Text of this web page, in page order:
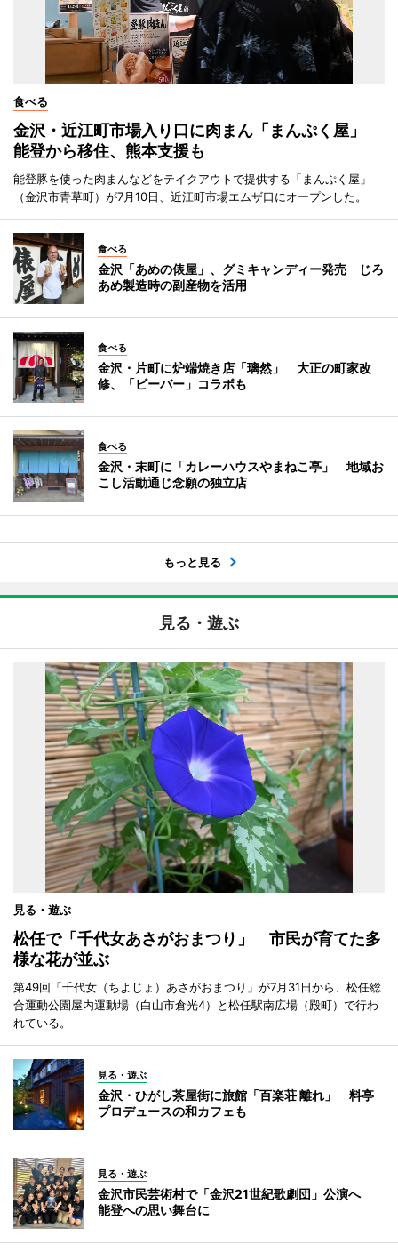
食べる
金沢・近江町市場入り口に肉まん「まんぷく屋」
能登から移住、熊本支援も
能登豚を使った肉まんなどをテイクアウトで提供する「まんぷく屋」
（金沢市青草町）が7月10日、近江町市場エムザ口にオープンした。
食べる
金沢「あめの俵屋」、グミキャンディー発売 じろ
あめ製造時の副産物を活用
食べる
金沢・片町に炉端焼き店「璃然」 大正の町家改
修、「ビーバー」コラボも
食べる
金沢・末町に「カレーハウスやまねこ亭」 地域お
こし活動通じ念願の独立店
もっと見る
見る・遊ぶ
見る・遊ぶ
松任で「千代女あさがおまつり」 市民が育てた多
様な花が並ぶ
第49回「千代女（ちよじょ）あさがおまつり」が7月31日から、松任総
合運動公園屋内運動場（白山市倉光4）と松任駅南広場（殿町）で行わ
れている。
見る・遊ぶ
金沢・ひがし茶屋街に旅館「百楽荘 離れ」 料亭
プロデュースの和カフェも
見る・遊ぶ
金沢市民芸術村で「金沢21世紀歌劇団」公演へ
能登への思い舞台に